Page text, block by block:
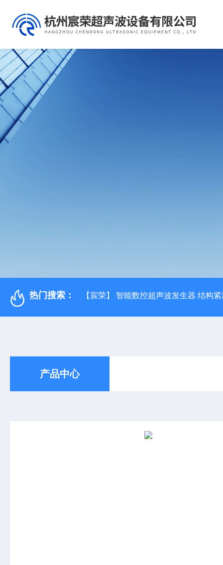
热门搜索： 【宸荣】 智能数控超声波发生器 结构
产品中心